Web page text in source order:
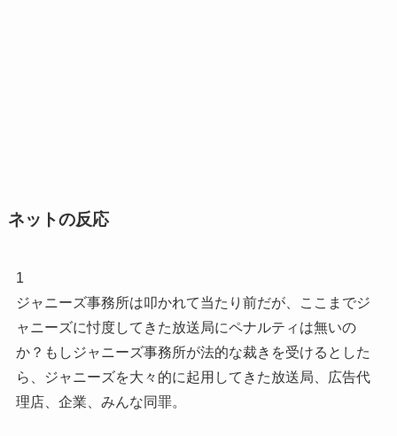
ネットの反応
1
ジャニーズ事務所は叩かれて当たり前だが、ここまでジ
ャニーズに忖度してきた放送局にペナルティは無いの
か？もしジャニーズ事務所が法的な裁きを受けるとした
ら、ジャニーズを大々的に起用してきた放送局、広告代
理店、企業、みんな同罪。